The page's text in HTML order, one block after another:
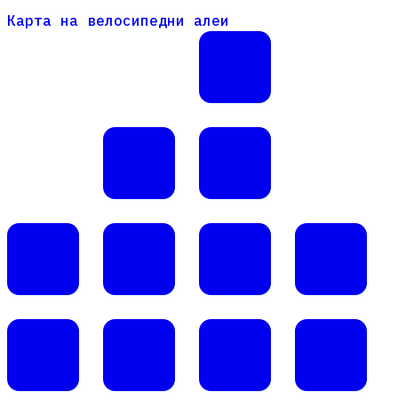
Карта на велосипедни алеи
Карта на велосипедни алеи